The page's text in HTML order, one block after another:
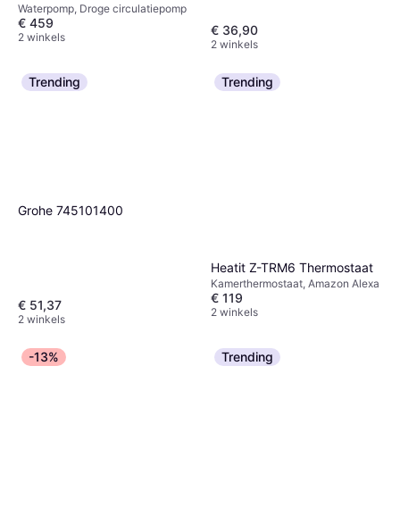
U5KS C-slang
Waterpomp, Droge circulatiepomp
€ 459
2 winkels € 36,90
2 winkels
Trending
Grohe 745101400
€ 51,37
2 winkels
Trending
Heatit Z-TRM6 Thermostaat
Kamerthermostaat, Amazon Alexa
€ 119
2 winkels
-13% Trending